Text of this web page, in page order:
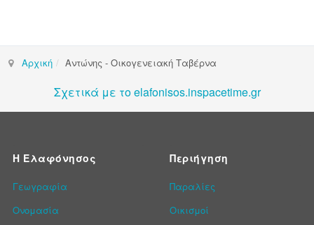
Αρχική Αντώνης - Οικογενειακή Ταβέρνα
Σχετικά με το elafonisos.inspacetime.gr
Η Ελαφόνησος
Γεωγραφία
Ονομασία
Περιήγηση
Παραλίες
Οικισμοί